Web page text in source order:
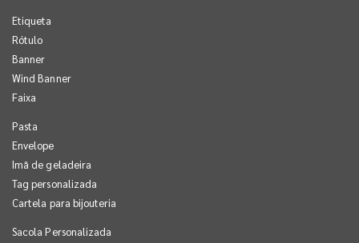
Etiqueta
Rótulo
Banner
Wind Banner
Faixa
Pasta
Envelope
Imã de geladeira
Tag personalizada
Cartela para bijouteria
Sacola Personalizada